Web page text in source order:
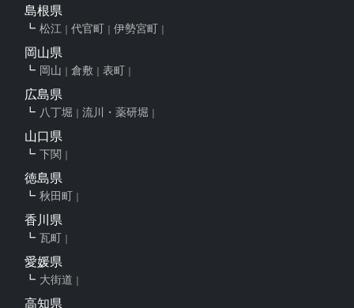
島根県
松江 代官町 伊勢宮町
岡山県
岡山 倉敷 表町
広島県
八丁堀 流川・薬研堀
山口県
下関
徳島県
秋田町
香川県
瓦町
愛媛県
大街道
高知県